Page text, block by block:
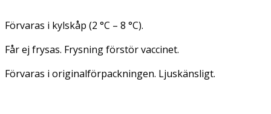
Förvaras i kylskåp (2 °C – 8 °C).
Får ej frysas. Frysning förstör vaccinet.
Förvaras i originalförpackningen. Ljuskänsligt.